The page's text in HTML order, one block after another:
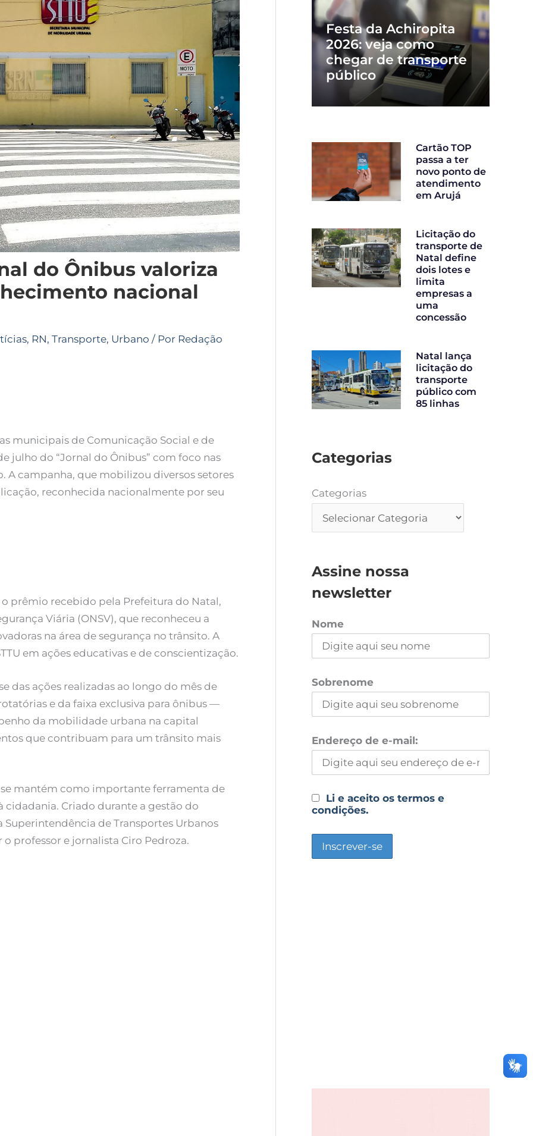
do Ônibus valoriza
nacional
, RN, Transporte, Urbano / Por Redação
municipais de Comunicação Social e de
julho do “Jornal do Ônibus” com foco nas
A campanha, que mobilizou diversos setores
reconhecida nacionalmente por seu
prêmio recebido pela Prefeitura do Natal,
Viária (ONSV), que reconheceu a
na área de segurança no trânsito. A
em ações educativas e de conscientização.
das ações realizadas ao longo do mês de
e da faixa exclusiva para ônibus —
da mobilidade urbana na capital
que contribuam para um trânsito mais
mantém como importante ferramenta de
Criado durante a gestão do
de Transportes Urbanos
professor e jornalista Ciro Pedroza.
Festa da Achiropita
2026: veja como
chegar de transporte
público
Cartão TOP
passa a ter
novo ponto de
atendimento
em Arujá
Licitação do
transporte de
Natal define
dois lotes e
limita
empresas a
uma
concessão
Natal lança
licitação do
transporte
público com
85 linhas
Categorias
Categorias
Assine nossa
newsletter
Nome
Sobrenome
Endereço de e-mail:
Li e aceito os termos e
condições.